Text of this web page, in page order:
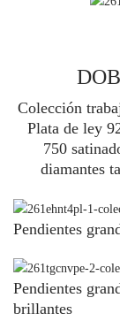
Colección
Plata de ley
750
diamantes
Pendientes
Pendientes
brillantes